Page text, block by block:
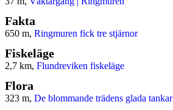
Fakta
650 m, Ringmuren fick tre stjärnor
Fiskeläge
2,7 km, Flundreviken fiskeläge
Flora
323 m, De blommande trädens glada tankar